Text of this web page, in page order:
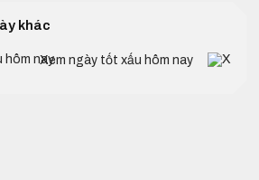
khác
Xem ngày tốt xấu hôm nay